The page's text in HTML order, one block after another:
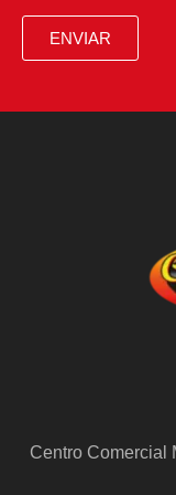
cambio
ENVIAR
Centro Comercial